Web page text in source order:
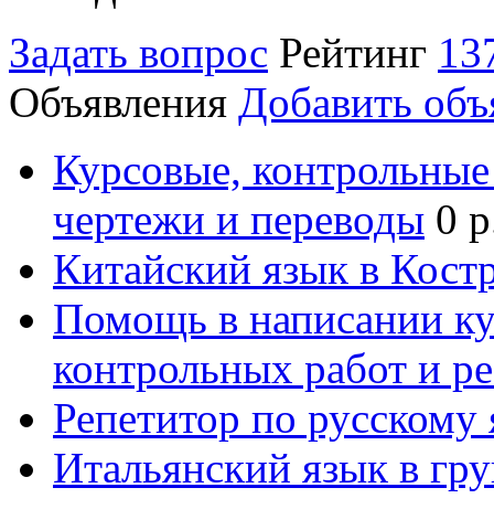
Задать вопрос Рейтинг
Объявления Добавить
Курсовые,
чертежи и переводы 0
Китайский язык в
Помощь в написании
контрольных работ и
Репетитор по русскому
Итальянский язык в